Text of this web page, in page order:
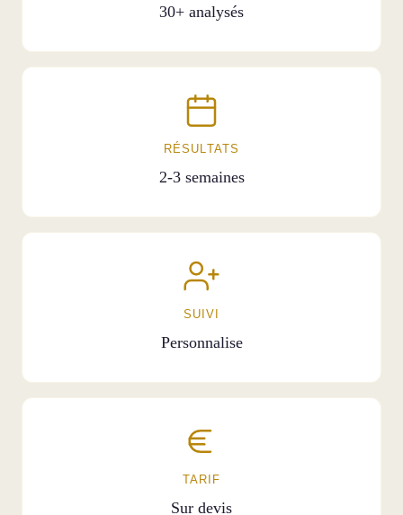
30+ analysés
RÉSULTATS
2-3 semaines
SUIVI
Personnalise
TARIF
Sur devis